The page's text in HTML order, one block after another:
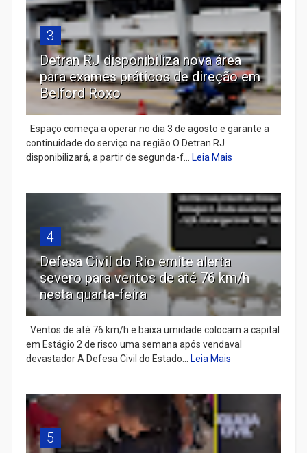
3
Detran RJ disponibiliza nova área
para exames práticos de direção em
Belford Roxo
Espaço começa a operar no dia 3 de agosto e garante a
continuidade do serviço na região O Detran RJ
disponibilizará, a partir de segunda-f... Leia Mais
4
Defesa Civil do Rio emite alerta
severo para ventos de até 76 km/h
nesta quarta-feira
Ventos de até 76 km/h e baixa umidade colocam a capital
em Estágio 2 de risco uma semana após vendaval
devastador A Defesa Civil do Estado... Leia Mais
5